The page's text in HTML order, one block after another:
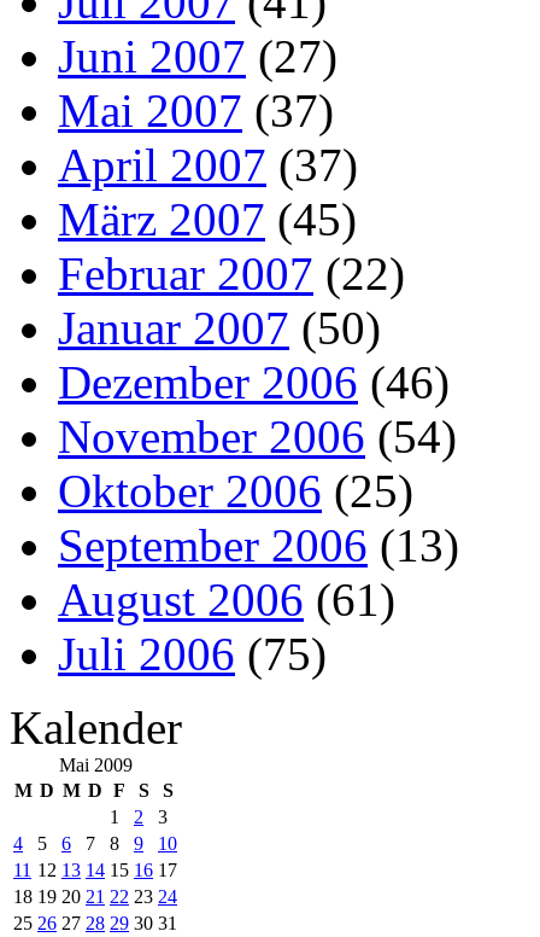
Juni 2007 (27)
Mai 2007 (37)
April 2007 (37)
März 2007 (45)
Februar 2007 (22)
Januar 2007 (50)
Dezember 2006 (46)
November 2006 (54)
Oktober 2006 (25)
September 2006 (13)
August 2006 (61)
Juli 2006 (75)
Kalender
Mai 2009
M D M D F S
S
1
2
3
4
5 6 7 8 9
10
11 12 13 14 15 16 17
18 19 20 21 22 23 24
25 26 27 28 29 30 31